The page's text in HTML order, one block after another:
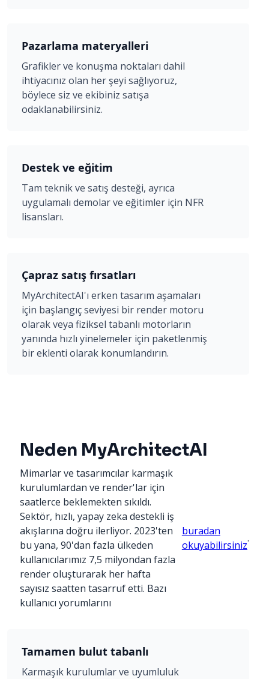
Pazarlama materyalleri
Grafikler ve konuşma noktaları dahil
ihtiyacınız olan her şeyi sağlıyoruz,
böylece siz ve ekibiniz satışa
odaklanabilirsiniz.
Destek ve eğitim
Tam teknik ve satış desteği, ayrıca
uygulamalı demolar ve eğitimler için NFR
lisansları.
Çapraz satış fırsatları
MyArchitectAI'ı erken tasarım aşamaları
için başlangıç seviyesi bir render motoru
olarak veya fiziksel tabanlı motorların
yanında hızlı yinelemeler için paketlenmiş
bir eklenti olarak konumlandırın.
Neden MyArchitectAI
Mimarlar ve tasarımcılar karmaşık
kurulumlardan ve render'lar için
saatlerce beklemekten sıkıldı.
Sektör, hızlı, yapay zeka destekli iş
akışlarına doğru ilerliyor. 2023'ten
bu yana, 90'dan fazla ülkeden
kullanıcılarımız 7,5 milyondan fazla
render oluşturarak her hafta
sayısız saatten tasarruf etti. Bazı
kullanıcı yorumlarını
buradan
okuyabilirsiniz
.
Tamamen bulut tabanlı
Karmaşık kurulumlar ve uyumluluk